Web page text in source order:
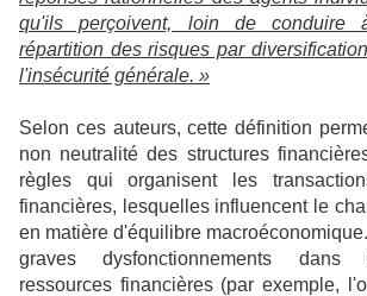
qu'ils perçoivent, loin de conduire
répartition des risques par
l'insécurité générale. »
Selon ces auteurs, cette définition
non neutralité des structures
règles qui organisent les
financières, lesquelles influencent le
en matière d'équilibre
graves dysfonctionnements dans
ressources financières (par exemple,